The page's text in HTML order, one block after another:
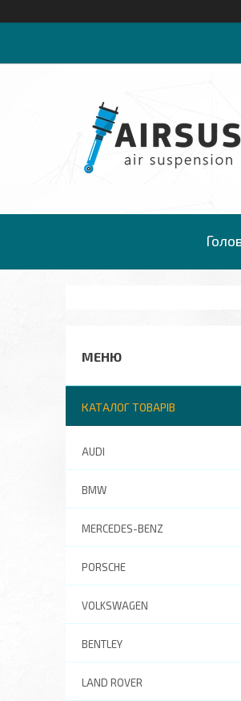
КАТАЛОГ ТОВАРІВ
AUDI
BMW
MERCEDES-BENZ
PORSCHE
VOLKSWAGEN
BENTLEY
LAND ROVER